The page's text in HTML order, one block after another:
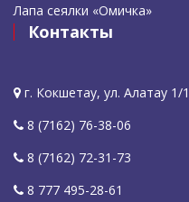
Лапа сеялки «Омичка»
Контакты
г. Кокшетау, ул. Алатау
8 (7162) 76-38-06
8 (7162) 72-31-73
8 777 495-28-61